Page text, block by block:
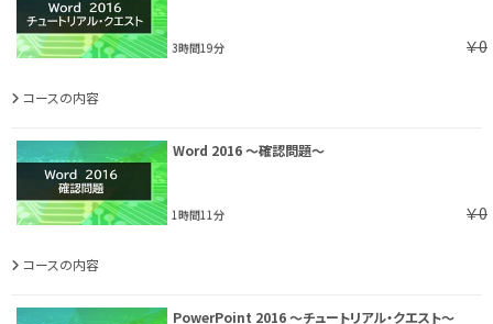
3時間19分 ￥0
コースの内容
Word 2016 ～確認問題～
1時間11分 ￥0
コースの内容
PowerPoint 2016 ～チュートリアル・クエスト～